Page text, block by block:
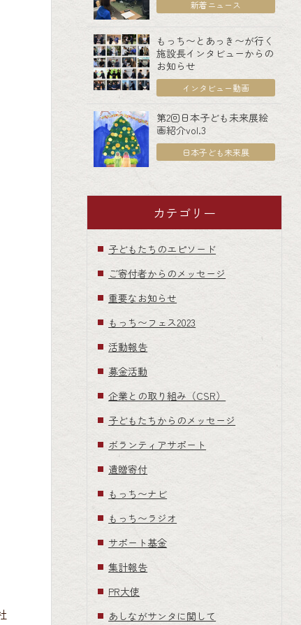
新着ニュース
もっち〜とあっき〜が行く
施設長インタビューからの
お知らせ
インタビュー動画
第2回日本子ども未来展絵
画紹介vol.3
日本子ども未来展
カテゴリー
子どもたちのエピソード
ご寄付者からのメッセージ
重要なお知らせ
もっち〜フェス2023
活動報告
募金活動
企業との取り組み（CSR）
子どもたちからのメッセージ
ボランティアサポート
遺贈寄付
もっち〜ナビ
もっち〜ラジオ
サポート基金
集計報告
PR大使
あしながサンタに関して